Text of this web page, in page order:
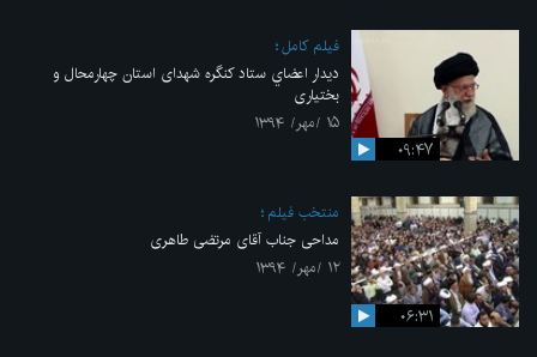
۰۹:۴۷
فیلم کامل
دیدار اعضاي ستاد کنگره شهدای استان چهارمحال و
بختیاری
۱۵ /مهر/ ۱۳۹۴
۰۶:۳۱
منتخب فیلم
مداحی جناب آقای مرتضی طاهری
۱۲ /مهر/ ۱۳۹۴